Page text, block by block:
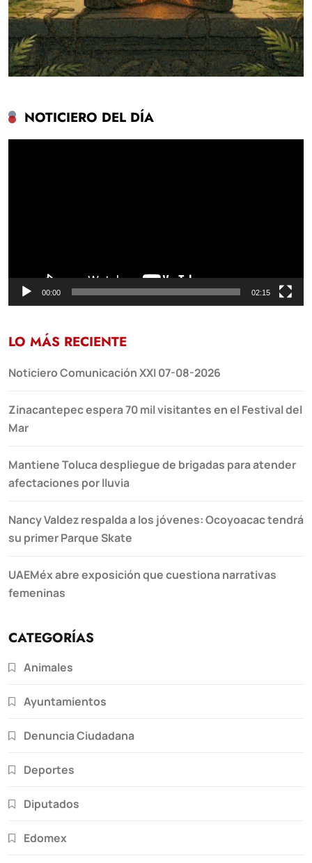
NOTICIERO DEL DÍA
00:00 02:15
LO MÁS RECIENTE
Noticiero Comunicación XXI 07-08-2026
Zinacantepec espera 70 mil visitantes en el Festival del
Mar
Mantiene Toluca despliegue de brigadas para atender
afectaciones por lluvia
Nancy Valdez respalda a los jóvenes: Ocoyoacac tendrá
su primer Parque Skate
UAEMéx abre exposición que cuestiona narrativas
femeninas
CATEGORÍAS
Animales
Ayuntamientos
Denuncia Ciudadana
Deportes
Diputados
Edomex